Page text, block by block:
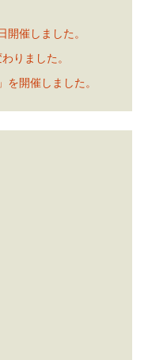
催しました。
りました。
開催しました。